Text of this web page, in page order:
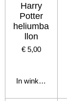
Harry
Potter
heliumba
llon
€ 5,00
In winkelwagen